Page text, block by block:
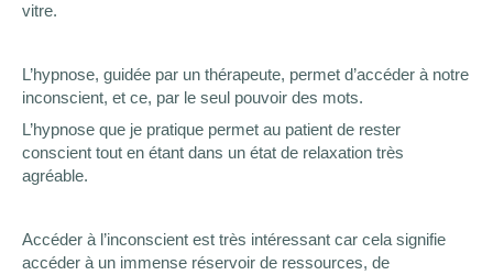
vitre.
L’hypnose, guidée par un thérapeute, permet d’accéder à notre
inconscient, et ce, par le seul pouvoir des mots.
L’hypnose que je pratique permet au patient de rester
conscient tout en étant dans un état de relaxation très
agréable.
Accéder à l’inconscient est très intéressant car cela signifie
accéder à un immense réservoir de ressources, de